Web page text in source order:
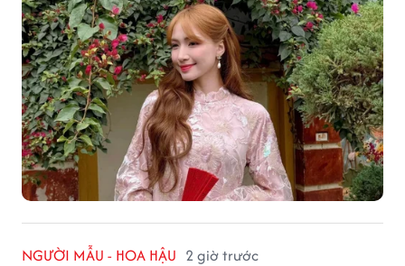
NGƯỜI MẪU - HOA HẬU 2 giờ trước